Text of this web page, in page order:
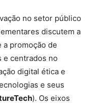
no setor público
discutem a
a promoção de
e centrados no
digital ética e
e seus
). Os eixos